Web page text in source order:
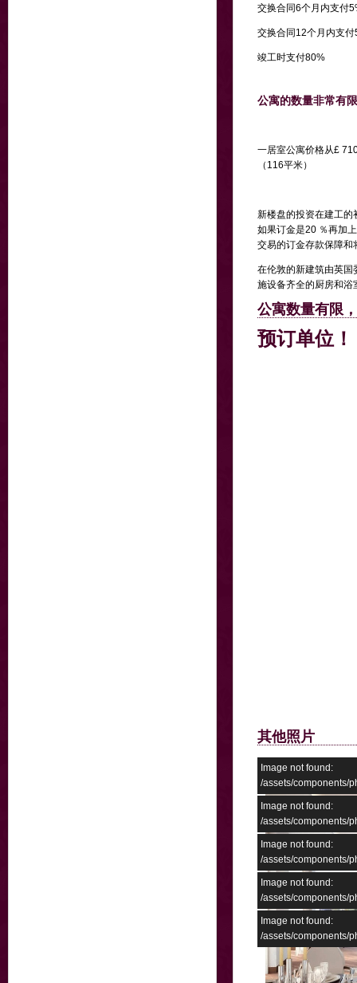
交换合同6个月内支付
交换合同12个月内支付
竣工时支付80%
公寓的数量非常有
一居室公寓价格从£
（116平米）
新楼盘的投资在建工的
如果订金是20 ％再加
交易的订金存款保障和
在伦敦的新建筑由英国
施设备齐全的厨房和浴
公寓数量有限
预订单位
其他照片
Image not found:
/assets/components/
Image not found:
/assets/components/
Image not found:
/assets/components/
Image not found:
/assets/components/
Image not found:
/assets/components/